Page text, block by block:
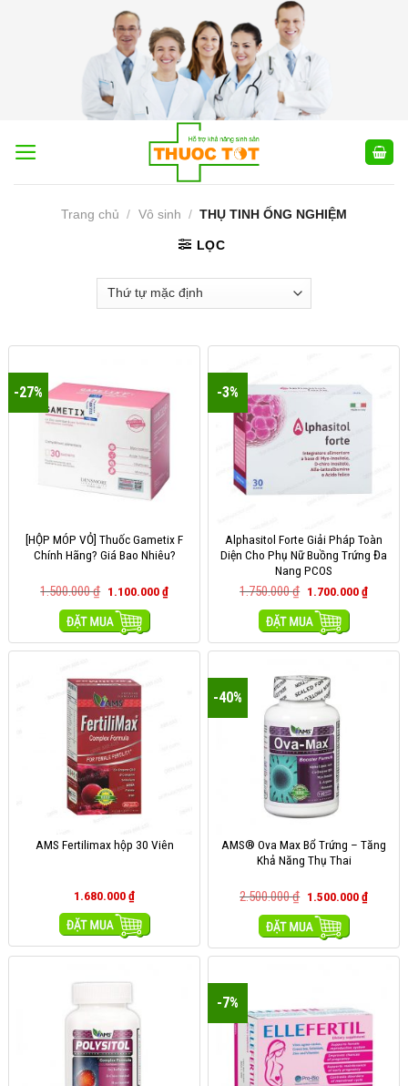
Trang chủ / Vô sinh / THỤ TINH ỐNG NGHIỆM
LỌC
-27%
[HỘP MÓP VỎ] Thuốc Gametix F
Chính Hãng? Giá Bao Nhiêu?
1.500.000₫ 1.100.000₫
MUA HÀNG
-3%
Alphasitol Forte Giải Pháp Toàn
Diện Cho Phụ Nữ Buồng Trứng Đa
Nang PCOS
1.750.000₫ 1.700.000₫
MUA HÀNG
AMS Fertilimax hộp 30 Viên
1.680.000₫
MUA HÀNG
-40%
AMS® Ova Max Bổ Trứng – Tăng
Khả Năng Thụ Thai
2.500.000₫ 1.500.000₫
MUA HÀNG
-7%